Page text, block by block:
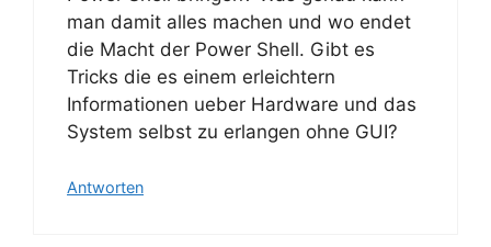
man damit alles machen und wo endet
die Macht der Power Shell. Gibt es
Tricks die es einem erleichtern
Informationen ueber Hardware und das
System selbst zu erlangen ohne GUI?
Antworten